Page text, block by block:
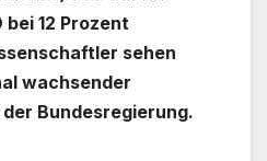
bei 12 Prozent
sehen
wachsender
Bundesregierung.